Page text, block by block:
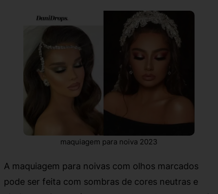
maquiagem para noiva 2023
A maquiagem para noivas com olhos marcados
pode ser feita com sombras de cores neutras e